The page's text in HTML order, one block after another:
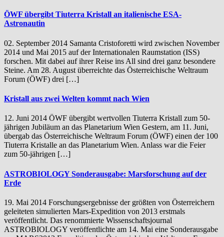
ÖWF übergibt Tiuterra Kristall an italienische ESA-
Astronautin
02. September 2014 Samanta Cristoforetti wird zwischen November
2014 und Mai 2015 auf der Internationalen Raumstation (ISS)
forschen. Mit dabei auf ihrer Reise ins All sind drei ganz besondere
Steine. Am 28. August überreichte das Österreichische Weltraum
Forum (ÖWF) drei […]
Kristall aus zwei Welten kommt nach Wien
12. Juni 2014 ÖWF übergibt wertvollen Tiuterra Kristall zum 50-
jährigen Jubiläum an das Planetarium Wien Gestern, am 11. Juni,
übergab das Österreichische Weltraum Forum (ÖWF) einen der 100
Tiuterra Kristalle an das Planetarium Wien. Anlass war die Feier
zum 50-jährigen […]
ASTROBIOLOGY Sonderausgabe: Marsforschung auf der
Erde
19. Mai 2014 Forschungsergebnisse der größten von Österreichern
geleiteten simulierten Mars-Expedition von 2013 erstmals
veröffentlicht. Das renommierte Wissenschaftsjournal
ASTROBIOLOGY veröffentlichte am 14. Mai eine Sonderausgabe